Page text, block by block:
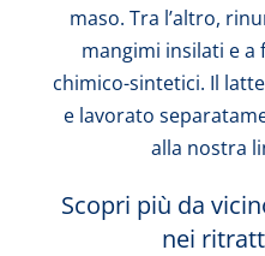
maso. Tra l’altro,
mangimi insilati e
chimico-sintetici. Il
e lavorato
alla nostra
Scopri più da
nei